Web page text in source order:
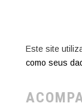
Este site
como seus